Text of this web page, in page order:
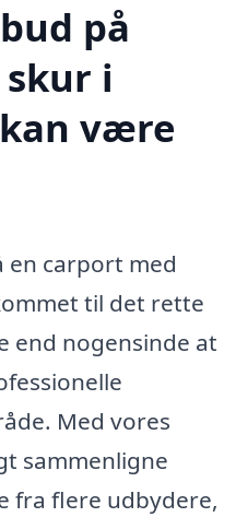
på
i
være
en carport med
til det rette
end nogensinde at
Med vores
sammenligne
fra flere udbydere,